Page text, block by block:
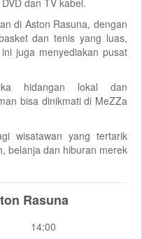
di Aston Rasuna, dengan
dan tenis yang luas,
juga menyediakan pusat
hidangan lokal dan
bisa dinikmati di MeZZa
wisatawan yang tertarik
belanja dan hiburan merek
Rasuna
14:00